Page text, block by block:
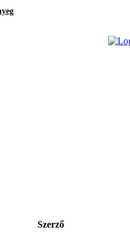
Szerző